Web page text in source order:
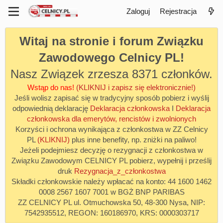
Zaloguj Rejestracja
Witaj na stronie i forum Związku
Zawodowego Celnicy PL!
Nasz Związek zrzesza 8371 członków.
Wstąp do nas! (KLIKNIJ i zapisz się elektronicznie!)
Jeśli wolisz zapisać się w tradycyjny sposób pobierz i wyślij
odpowiednią deklarację Deklaracja członkowska I Deklaracja
członkowska dla emerytów, rencistów i zwolnionych
Korzyści i ochrona wynikająca z członkostwa w ZZ Celnicy
PL (KLIKNIJ) plus inne benefity, np. zniżki na paliwo!
Jeżeli podejmiesz decyzję o rezygnacji z członkostwa w
Związku Zawodowym CELNICY PL pobierz, wypełnij i prześlij
druk Rezygnacja_z_członkostwa
Składki członkowskie należy wpłacać na konto: 44 1600 1462
0008 2567 1607 7001 w BGŻ BNP PARIBAS
ZZ CELNICY PL ul. Otmuchowska 50, 48-300 Nysa, NIP:
7542935512, REGON: 160186970, KRS: 0000303717